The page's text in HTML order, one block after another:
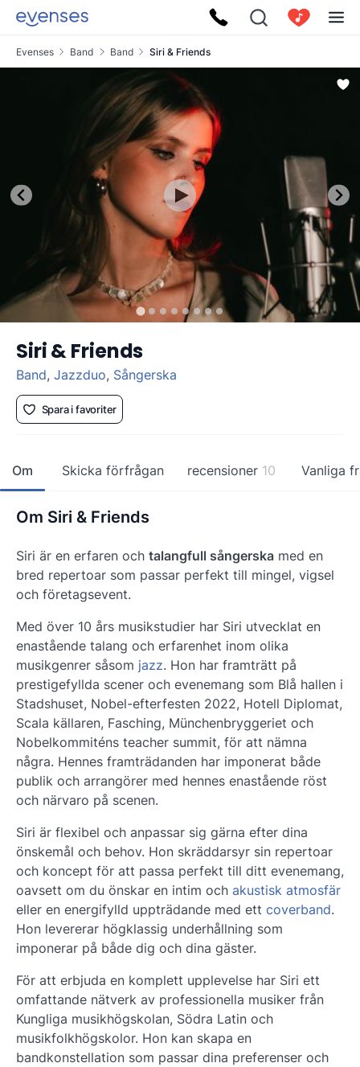
Evenses Band Band Siri & Friends
Siri & Friends
Band, Jazzduo, Sångerska
Spara i favoriter
Om Skicka förfrågan recensioner 10 Vanliga
Om Siri & Friends
Siri är en erfaren och talangfull sångerska med en
bred repertoar som passar perfekt till mingel, vigsel
och företagsevent.
Med över 10 års musikstudier har Siri utvecklat en
enastående talang och erfarenhet inom olika
musikgenrer såsom jazz. Hon har framträtt på
prestigefyllda scener och evenemang som Blå hallen i
Stadshuset, Nobel-efterfesten 2022, Hotell Diplomat,
Scala källaren, Fasching, Münchenbryggeriet och
Nobelkommiténs teacher summit, för att nämna
några. Hennes framträdanden har imponerat både
publik och arrangörer med hennes enastående röst
och närvaro på scenen.
Siri är flexibel och anpassar sig gärna efter dina
önskemål och behov. Hon skräddarsyr sin repertoar
och koncept för att passa perfekt till ditt evenemang,
oavsett om du önskar en intim och akustisk atmosfär
eller en energifylld uppträdande med ett coverband.
Hon levererar högklassig underhållning som
imponerar på både dig och dina gäster.
För att erbjuda en komplett upplevelse har Siri ett
omfattande nätverk av professionella musiker från
Kungliga musikhögskolan, Södra Latin och
musikfolkhögskolor. Hon kan skapa en
bandkonstellation som passar dina preferenser och